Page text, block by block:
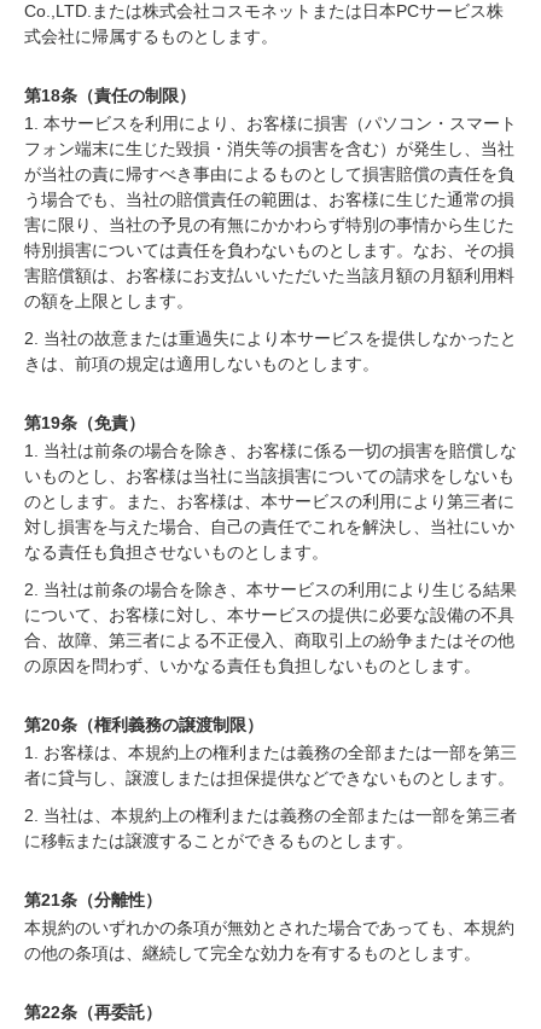
Co.,LTD.または株式会社コスモネットまたは日本PCサービス株
式会社に帰属するものとします。
第18条（責任の制限）
1. 本サービスを利用により、お客様に損害（パソコン・スマート
フォン端末に生じた毀損・消失等の損害を含む）が発生し、当社
が当社の責に帰すべき事由によるものとして損害賠償の責任を負
う場合でも、当社の賠償責任の範囲は、お客様に生じた通常の損
害に限り、当社の予見の有無にかかわらず特別の事情から生じた
特別損害については責任を負わないものとします。なお、その損
害賠償額は、お客様にお支払いいただいた当該月額の月額利用料
の額を上限とします。
2. 当社の故意または重過失により本サービスを提供しなかったと
きは、前項の規定は適用しないものとします。
第19条（免責）
1. 当社は前条の場合を除き、お客様に係る一切の損害を賠償しな
いものとし、お客様は当社に当該損害についての請求をしないも
のとします。また、お客様は、本サービスの利用により第三者に
対し損害を与えた場合、自己の責任でこれを解決し、当社にいか
なる責任も負担させないものとします。
2. 当社は前条の場合を除き、本サービスの利用により生じる結果
について、お客様に対し、本サービスの提供に必要な設備の不具
合、故障、第三者による不正侵入、商取引上の紛争またはその他
の原因を問わず、いかなる責任も負担しないものとします。
第20条（権利義務の譲渡制限）
1. お客様は、本規約上の権利または義務の全部または一部を第三
者に貸与し、譲渡しまたは担保提供などできないものとします。
2. 当社は、本規約上の権利または義務の全部または一部を第三者
に移転または譲渡することができるものとします。
第21条（分離性）
本規約のいずれかの条項が無効とされた場合であっても、本規約
の他の条項は、継続して完全な効力を有するものとします。
第22条（再委託）